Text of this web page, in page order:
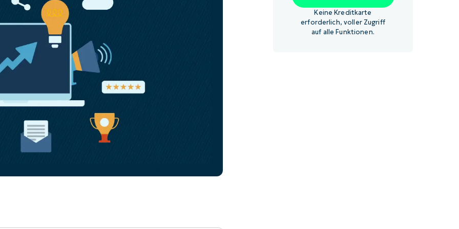
ANSEHEN
ANSEHEN
ANSEHEN
ANSEHEN
Keine Kreditkarte
erforderlich, voller Zugriff
auf alle Funktionen.